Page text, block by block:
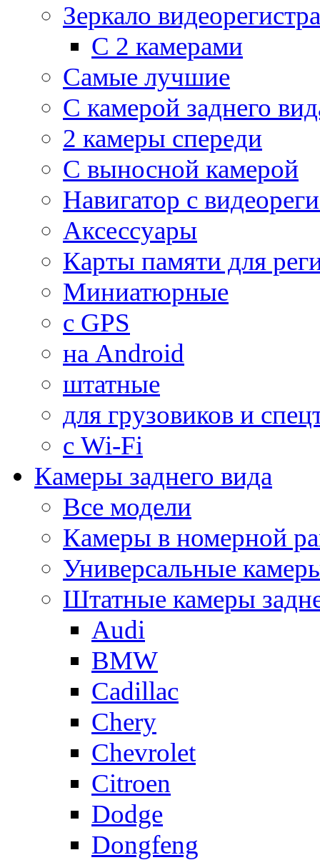
Зеркало
С 2 камерами
Самые лучшие
С камерой заднего
2 камеры спереди
С выносной камерой
Навигатор с
Аксессуары
Карты памяти для
Миниатюрные
с GPS
на Android
штатные
для грузовиков и
с Wi-Fi
Камеры заднего вида
Все модели
Камеры в номерной
Универсальные
Штатные камеры
Audi
BMW
Cadillac
Chery
Chevrolet
Citroen
Dodge
Dongfeng